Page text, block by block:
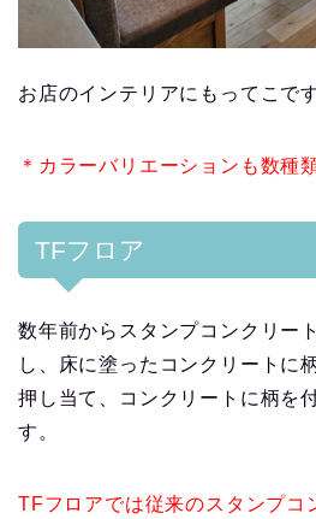
お店のインテリアにもってこです
＊カラーバリエーションも数種
TFフロア
数年前からスタンプコンクリー
し、床に塗ったコンクリートに
押し当て、コンクリートに柄を
す。
TFフロアでは従来のスタンプコ